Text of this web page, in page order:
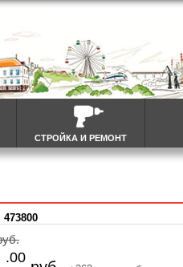
СТРОЙКА И РЕМОНТ
473800
.00